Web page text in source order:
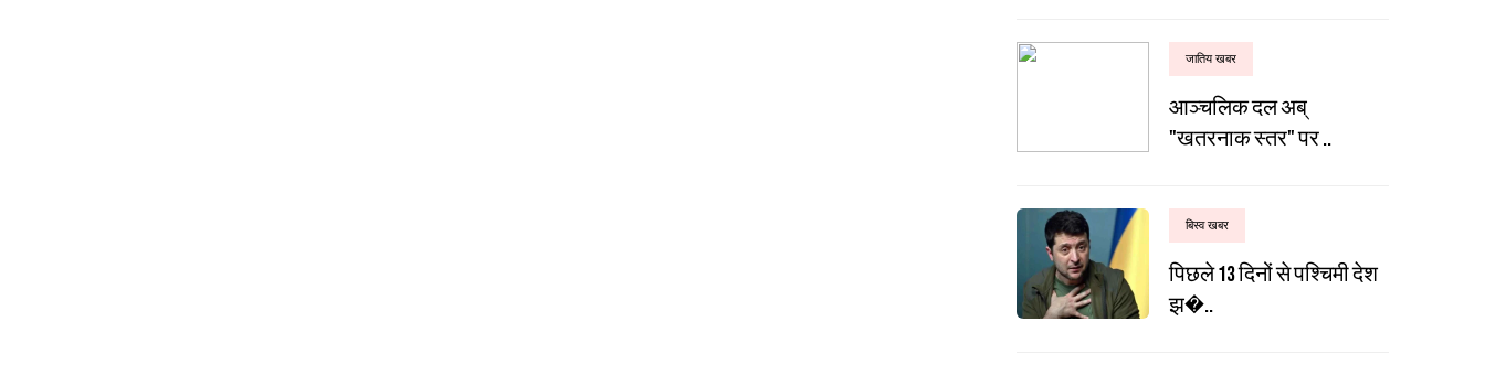
जातिय खबर
आञ्चलिक दल अब्
"खतरनाक स्तर" पर ..
बिस्व खबर
पिछले 13 दिनों से पश्चिमी देश
झ�..